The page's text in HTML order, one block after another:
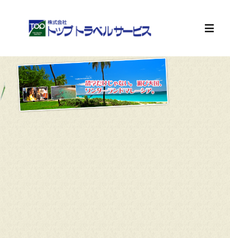
ホーム
旅行計画
新しい自分が、きっと見つ
「感動、体験、マレーシア」